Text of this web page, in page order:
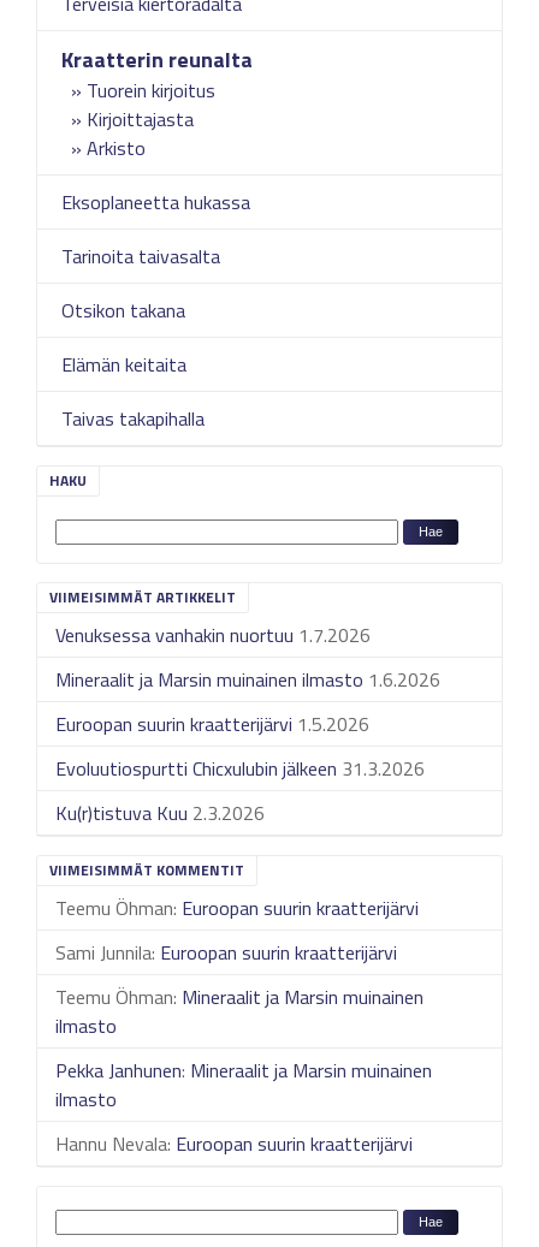
Kraatterin reunalta
Tuorein kirjoitus
Kirjoittajasta
Arkisto
Eksoplaneetta hukassa
Tarinoita taivasalta
Otsikon takana
Elämän keitaita
Taivas takapihalla
HAKU
VIIMEISIMMÄT ARTIKKELIT
Venuksessa vanhakin nuortuu 1.7.2026
Mineraalit ja Marsin muinainen ilmasto 1.6.2026
Euroopan suurin kraatterijärvi 1.5.2026
Evoluutiospurtti Chicxulubin jälkeen 31.3.2026
Ku(r)tistuva Kuu 2.3.2026
VIIMEISIMMÄT KOMMENTIT
Teemu Öhman: Euroopan suurin kraatterijärvi
Sami Junnila: Euroopan suurin kraatterijärvi
Teemu Öhman: Mineraalit ja Marsin muinainen
ilmasto
Pekka Janhunen: Mineraalit ja Marsin muinainen
ilmasto
Hannu Nevala: Euroopan suurin kraatterijärvi